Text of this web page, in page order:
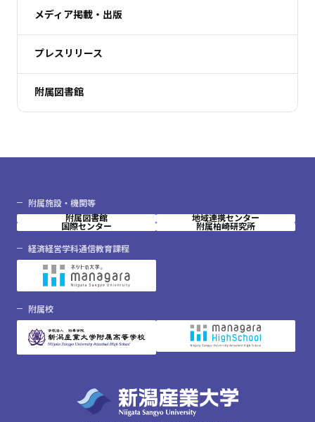
メディア掲載・出版
プレスリリース
附属図書館
附属施設・機関等
附属図書館
地域連携センター
国際センター
附属柏崎研究所
経済経営学科通信教育課程
附属校